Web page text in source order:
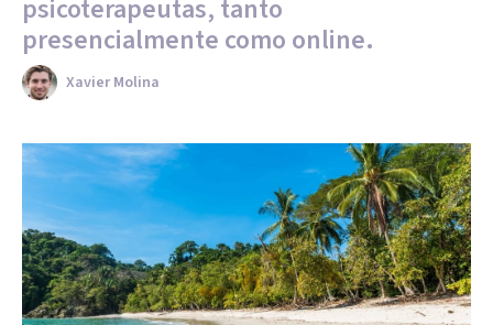
psicoterapeutas, tanto
presencialmente como online.
Xavier Molina